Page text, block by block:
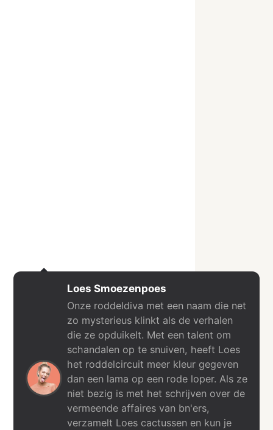
Loes Smoezenpoes
Onze roddeldiva met een naam die net
zo mysterieus klinkt als de verhalen
die ze opduikelt. Met een talent om
schandalen op te snuiven, heeft Loes
het roddelcircuit meer kleur gegeven
dan een lama op een rode loper. Als ze
niet bezig is met het schrijven over de
vermeende affaires van bn'ers,
verzamelt Loes cactussen en kun je